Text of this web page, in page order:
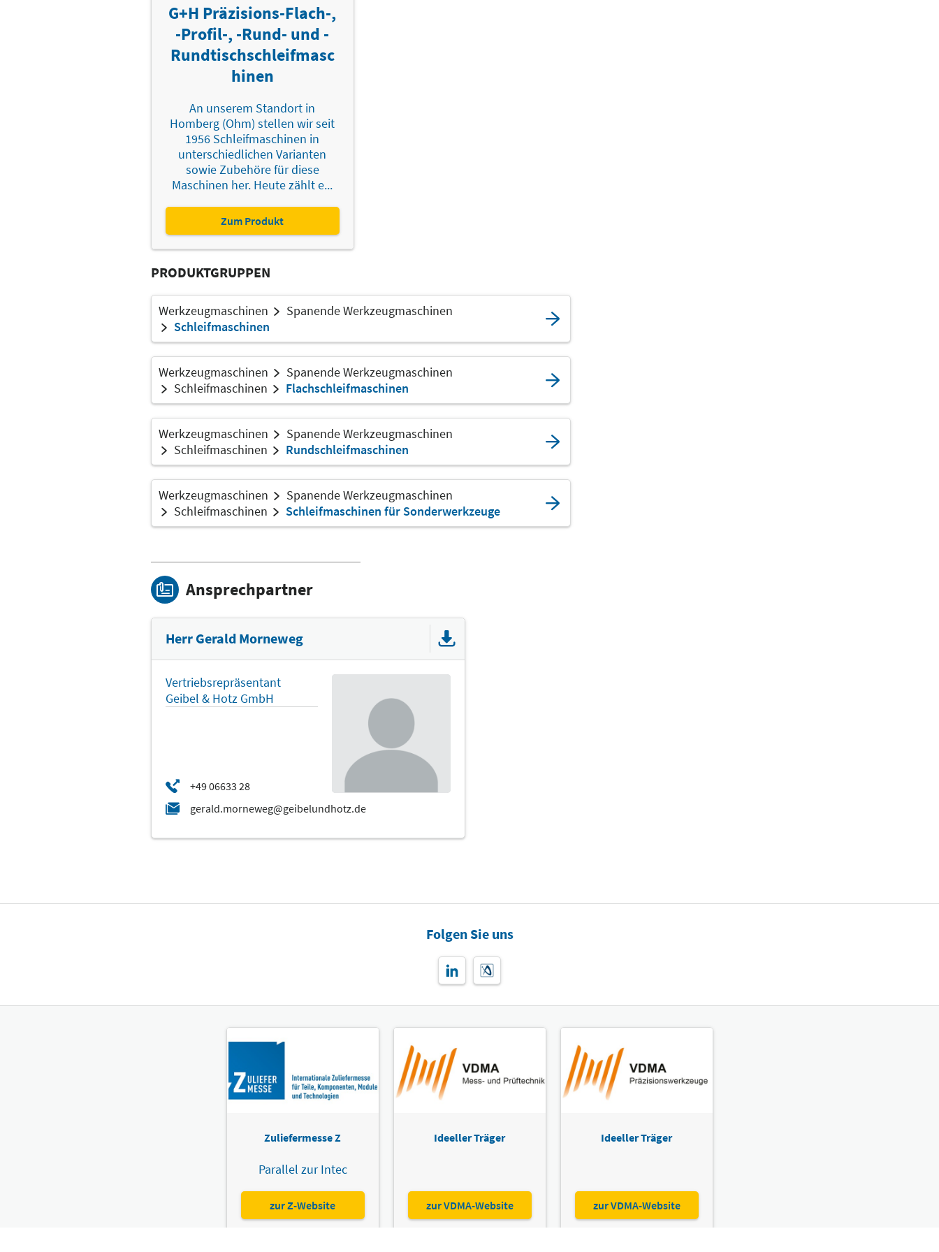
G+H Präzisions-Flach-,
-Profil-, -Rund- und -
Rundtischschleifmasc
hinen
An unserem Standort in
Homberg (Ohm) stellen wir seit
1956 Schleifmaschinen in
unterschiedlichen Varianten
sowie Zubehöre für diese
Maschinen her. Heute zählt e...
Zum Produkt
PRODUKTGRUPPEN
Werkzeugmaschinen
Spanende Werkzeugmaschinen
Schleifmaschinen
Werkzeugmaschinen
Spanende Werkzeugmaschinen
Schleifmaschinen
Flachschleifmaschinen
Werkzeugmaschinen
Spanende Werkzeugmaschinen
Schleifmaschinen
Rundschleifmaschinen
Werkzeugmaschinen
Spanende Werkzeugmaschinen
Schleifmaschinen
Schleifmaschinen für Sonderwerkzeuge
Ansprechpartner
Herr Gerald Morneweg
Vertriebsrepräsentant
Geibel & Hotz GmbH
Folgen Sie uns
Zuliefermesse Z
Parallel zur Intec
zur Z-Website
Ideeller Träger
zur VDMA-Website
Ideeller Träger
zur VDMA-Website